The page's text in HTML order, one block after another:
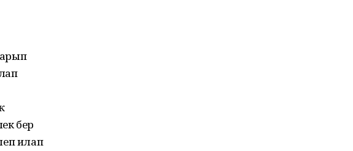
бер
илап